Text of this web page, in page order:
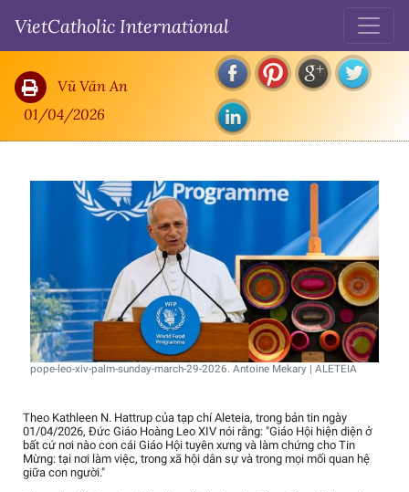
VietCatholic International
Bài Giáo lý Hàng tuần của Đức Leo XIV: suy ngẫm về sứ mệnh của chúng
ta trong thế giới
Vũ Văn An
01/04/2026
pope-leo-xiv-palm-sunday-march-29-2026. Antoine Mekary | ALETEIA
Theo Kathleen N. Hattrup của tạp chí Aleteia, trong bản tin ngày
01/04/2026, Đức Giáo Hoàng Leo XIV nói rằng: "Giáo Hội hiện diện ở
bất cứ nơi nào con cái Giáo Hội tuyên xưng và làm chứng cho Tin
Mừng: tại nơi làm việc, trong xã hội dân sự và trong mọi mối quan hệ
giữa con người."